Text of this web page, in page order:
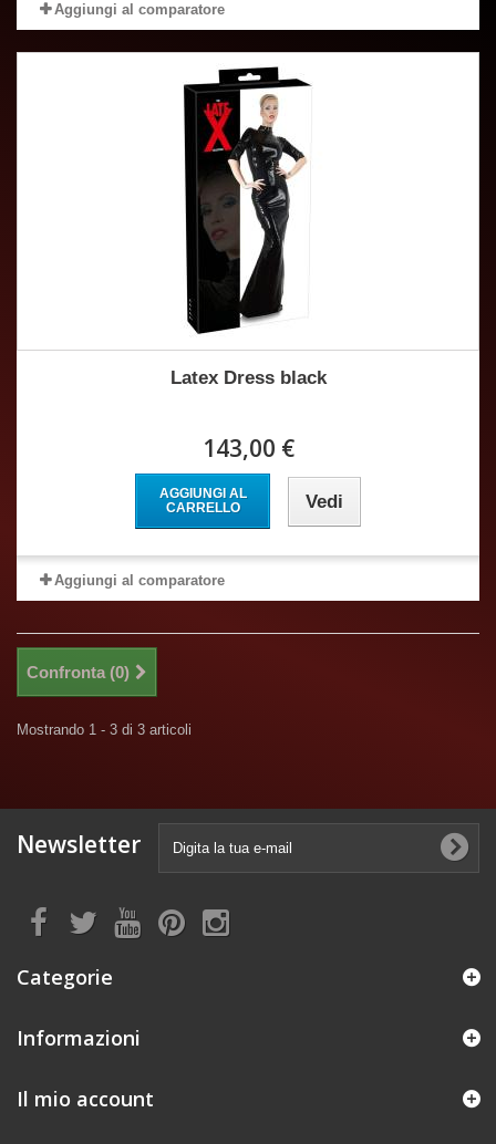
Aggiungi al comparatore
Latex Dress black
143,00 €
AGGIUNGI AL
CARRELLO
Vedi
Aggiungi al comparatore
Confronta (0)
Mostrando 1 - 3 di 3 articoli
Newsletter
Categorie
Informazioni
Il mio account